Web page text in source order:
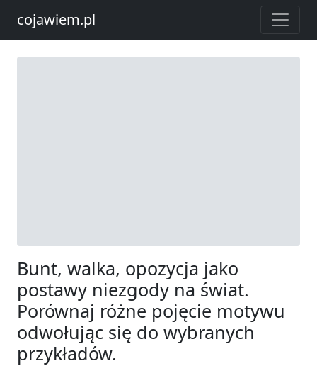
cojawiem.pl
Bunt, walka, opozycja jako
postawy niezgody na świat.
Porównaj różne pojęcie motywu
odwołując się do wybranych
przykładów.